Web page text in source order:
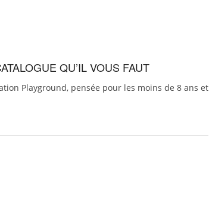
QU’IL VOUS FAUT
Playground, pensée pour les moins de 8 ans et